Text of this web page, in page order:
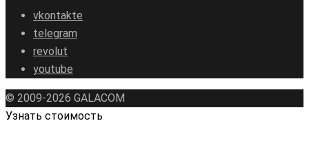
vkontakte
telegram
revolut
youtube
© 2009-2026 GALAСOM
Узнать стоимость